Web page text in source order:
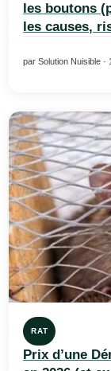
les boutons
les causes,
par Solution Nuisible ·
RAT
Prix d’une